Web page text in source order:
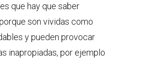
que hay que saber
son vividas como
y pueden provocar
inapropiadas, por ejemplo